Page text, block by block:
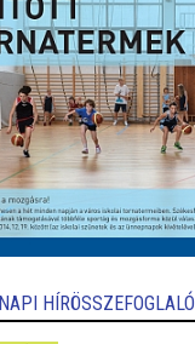
HÍRÖSSZEFOGLALÓ